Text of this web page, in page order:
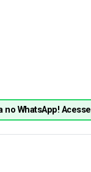
no WhatsApp! Acesse